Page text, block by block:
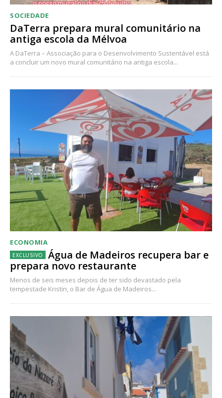
SOCIEDADE
DaTerra prepara mural comunitário na
antiga escola da Mélvoa
A DaTerra – Associação para o Desenvolvimento Sustentável está
a concluir um novo mural comunitário na antiga escola...
ECONOMIA
Água de Madeiros recupera bar e
prepara novo restaurante
Menos de seis meses depois de ter sido devastado pela
tempestade Kristin, o Bar de Água de Madeiros...